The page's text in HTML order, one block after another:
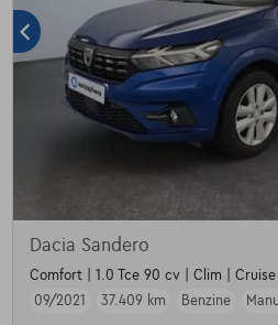
Dacia Sandero
Comfort | 1.0 Tce 90 cv | Clim |
09/2021
37.409 km Benzine